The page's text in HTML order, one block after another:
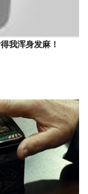
我浑身发麻！